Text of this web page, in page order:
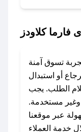
المفضل؟
الكوبونات في
### كيف تحصل على كوبونات خصم حصرية من
فارما كلاودز؟
قم بما
يلي:
- اضغط على أيقونة متابعة لمتجر فارما كلاودز في
فارما كلاودز
تسوق آمنة
أو استبدال
أيام من استلام الطلب. يجب
وغير مستخدمة.
عبر موقعنا